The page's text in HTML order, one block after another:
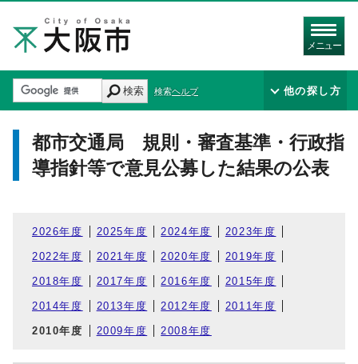
メニュー
検索 検索ヘルプ 他の探し方
都市交通局 規則・審査基準・行政指
導指針等で意見公募した結果の公表
2026年度 2025年度 2024年度 2023年度
2022年度 2021年度 2020年度 2019年度
2018年度 2017年度 2016年度 2015年度
2014年度 2013年度 2012年度 2011年度
2010年度 2009年度 2008年度